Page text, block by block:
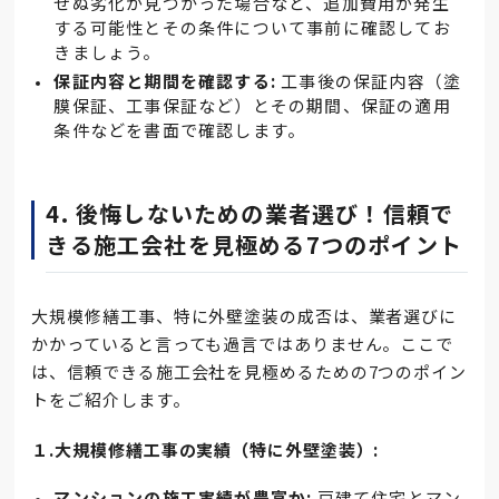
する可能性とその条件について事前に確認してお
きましょう。
保証内容と期間を確認する: 工事後の保証内容（塗
膜保証、工事保証など）とその期間、保証の適用
条件などを書面で確認します。
4. 後悔しないための業者選び！信頼で
きる施工会社を見極める7つのポイント
大規模修繕工事、特に外壁塗装の成否は、業者選びに
かかっていると言っても過言ではありません。ここで
は、信頼できる施工会社を見極めるための7つのポイン
トをご紹介します。
１.大規模修繕工事の実績（特に外壁塗装）: